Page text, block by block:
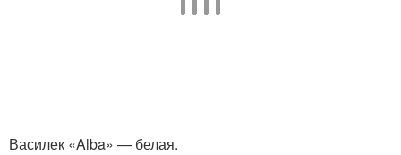
Василек «Alba» — белая.